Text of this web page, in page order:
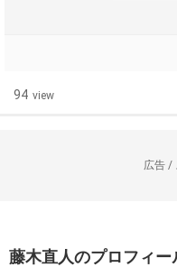
94 view
広告 /
藤木直人のプロフィー